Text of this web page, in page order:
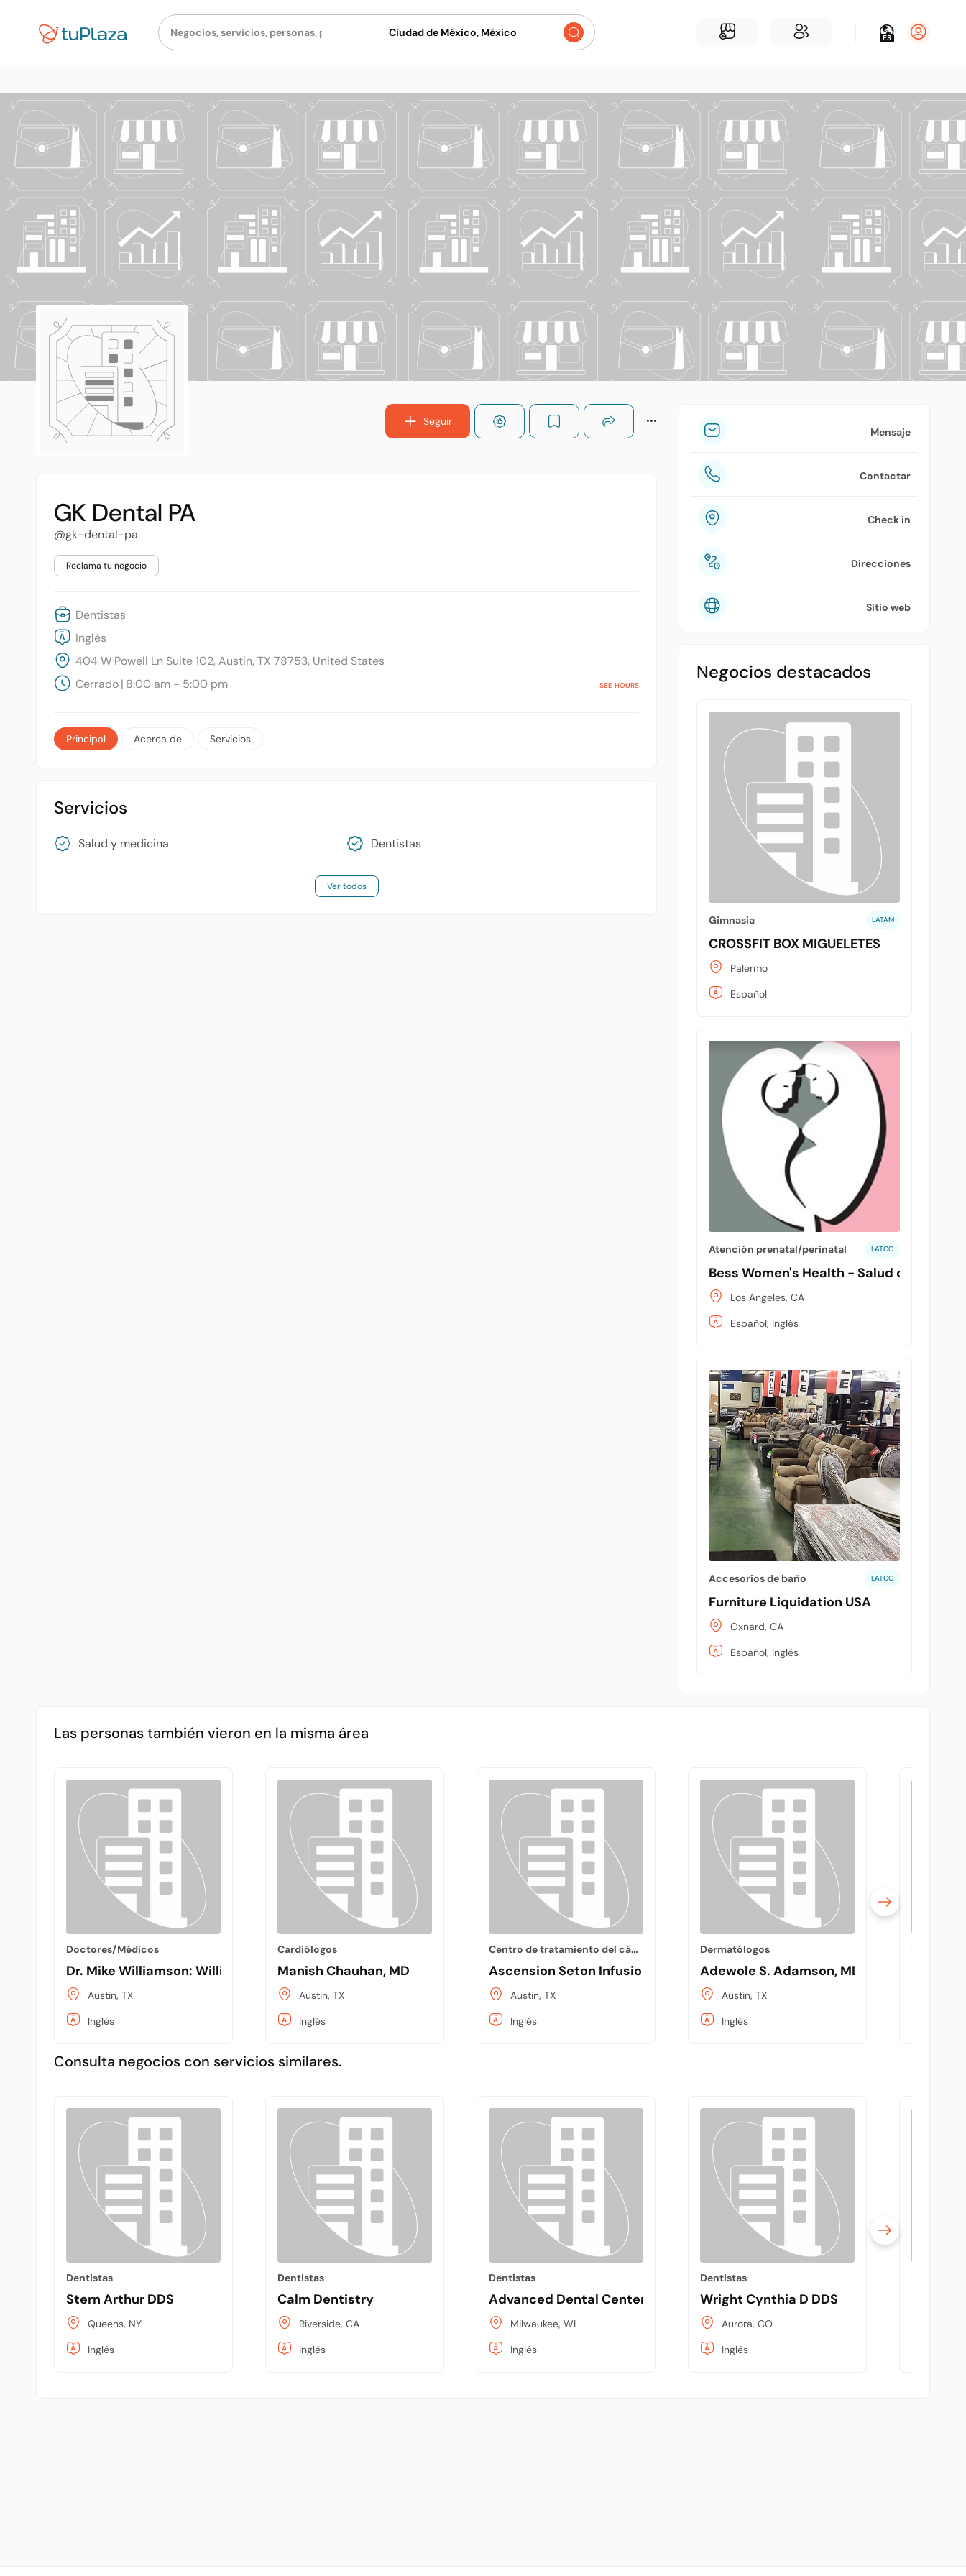
ES
Seguir
GK Dental PA
@gk-dental-pa
Reclama tu negocio
Dentistas
Inglés
404 W Powell Ln Suite 102, Austin, TX 78753, United States
Cerrado| 8:00 am - 5:00 pm SEE HOURS
Principal Acerca de Servicios
Servicios
Salud y medicina Dentistas
Ver todos
Mensaje
Contactar
Check in
Direcciones
Sitio web
Negocios destacados
Gimnasia LATAM
CROSSFIT BOX MIGUELETES
Palermo
Español
Atención prenatal/perinatal LATCO
Bess Women's Health - Salud de la
Los Angeles, CA
Español, Inglés
Accesorios de baño LATCO
Furniture Liquidation USA
Oxnard, CA
Español, Inglés
Las personas también vieron en la misma área
Doctores/Médicos
Dr. Mike Williamson: Williamson Perio
Austin, TX
Inglés
Cardiólogos
Manish Chauhan, MD
Austin, TX
Inglés
Centro de tratamiento del cáncer
Ascension Seton Infusion Center
Austin, TX
Inglés
Dermatólogos
Adewole S. Adamson, MD
Austin, TX
Inglés
Consulta negocios con servicios similares.
Dentistas
Stern Arthur DDS
Queens, NY
Inglés
Dentistas
Calm Dentistry
Riverside, CA
Inglés
Dentistas
Advanced Dental Center
Milwaukee, WI
Inglés
Dentistas
Wright Cynthia D DDS
Aurora, CO
Inglés
Para Negocios
Añadir un negocio
Encuentre empresas cerca de ti
Comunidad
Encuentra personas cerca de ti
tuPlaza
Acerca de nosotros